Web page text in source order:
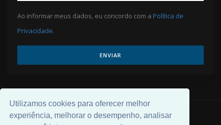
Utilizamos cookies para oferecer melhor
experiência, melhorar o desempenho, analisar
Ao informar meus dados, eu concordo com a Política de
Privacidade.
ENVIAR
© 2026 Desenvolvido porUniversal Software